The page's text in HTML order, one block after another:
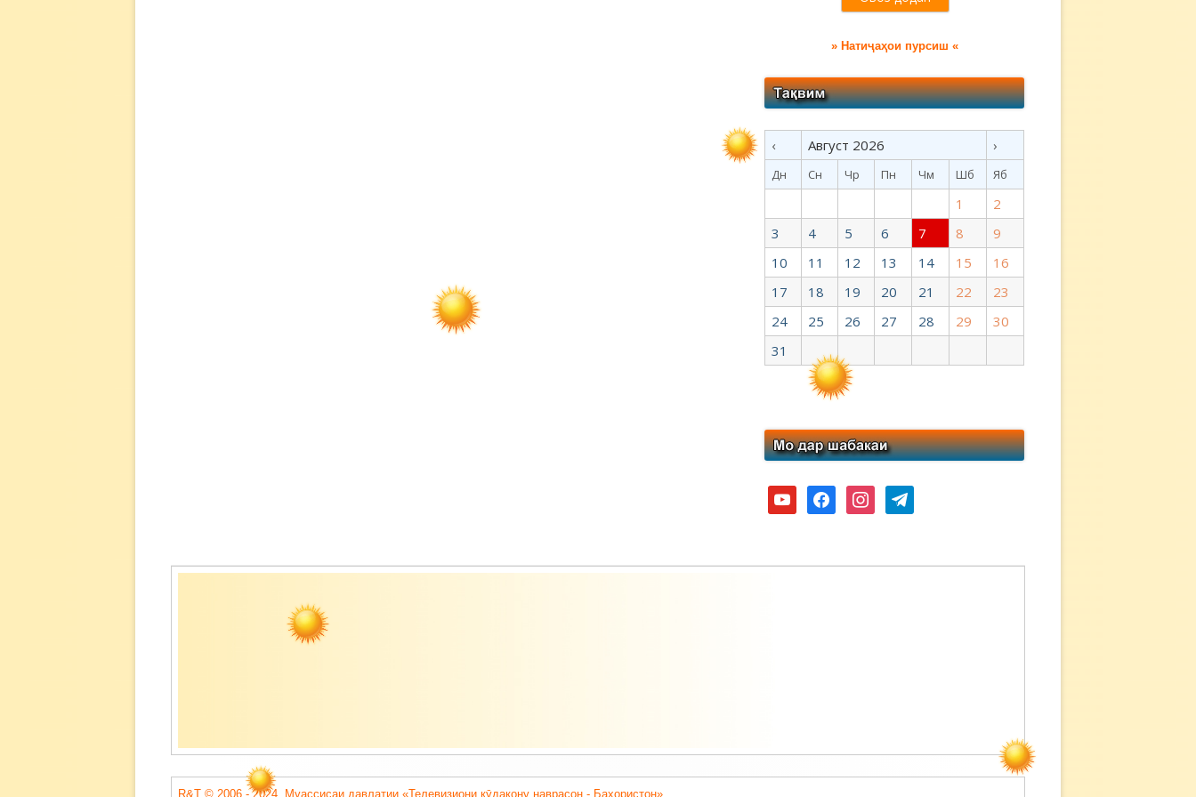
» Натиҷаҳои пурсиш «
‹ Август 2026 ›
Дн Сн Чр Пн Чм Шб Яб
1
2
3
4 5 6 7 8
9
10
11 12 13 14 15
16
17
18 19 20 21 22
23
24
25 26 27 28 29
30
31
youtubefacebookinstagramtelegram
Содержимое
R&T © 2006 - 2024. Муассисаи давлатии «Телевизиони кӯдакону наврасон - Баҳористон».